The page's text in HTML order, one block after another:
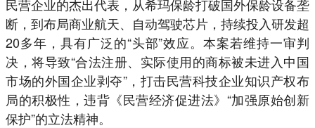
民营企业的杰出代表，从希玛保龄打破国外保龄设备垄
断，到布局商业航天、自动驾驶芯片，持续投入研发超
20多年，具有广泛的“头部”效应。本案若维持一审判
决，将导致“合法注册、实际使用的商标被未进入中国
市场的外国企业剥夺”，打击民营科技企业知识产权布
局的积极性，违背《民营经济促进法》“加强原始创新
保护”的立法精神。